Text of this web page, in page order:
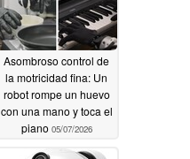
Asombroso control de
la motricidad fina: Un
robot rompe un huevo
con una mano y toca el
piano 05/07/2026